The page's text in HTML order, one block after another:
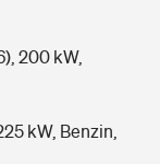
200 kW,
kW, Benzin,